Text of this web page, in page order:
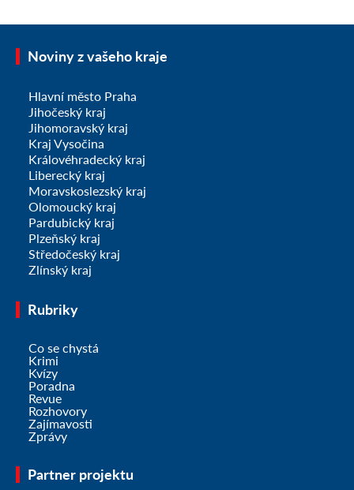
Noviny z vašeho kraje
Hlavní město Praha
Jihočeský kraj
Jihomoravský kraj
Kraj Vysočina
Královéhradecký kraj
Liberecký kraj
Moravskoslezský kraj
Olomoucký kraj
Pardubický kraj
Plzeňský kraj
Středočeský kraj
Zlínský kraj
Rubriky
Co se chystá
Krimi
Kvízy
Poradna
Revue
Rozhovory
Zajímavosti
Zprávy
Partner projektu